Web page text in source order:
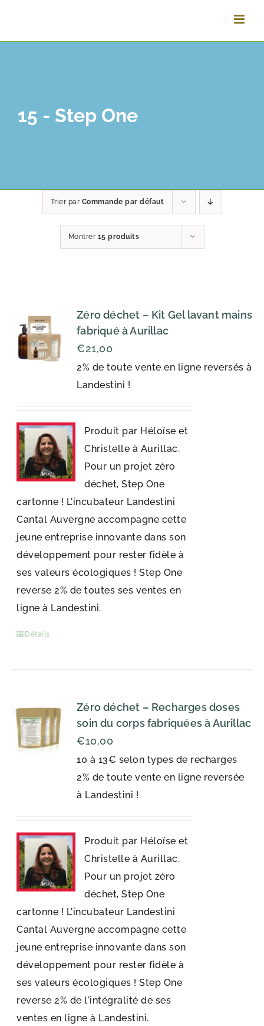
contenuto
15 - Step One
Trier par Commande par défaut
Montrer 15 produits
Zéro déchet – Kit Gel lavant mains
fabriqué à Aurillac
2% de toute vente en ligne reversés à
Landestini !
€21,00
Produit par Héloïse et
Christelle à Aurillac.
Pour un projet zéro
déchet, Step One
cartonne ! L'incubateur Landestini
Cantal Auvergne accompagne cette
jeune entreprise innovante dans son
développement pour rester fidèle à
ses valeurs écologiques ! Step One
reverse 2% de toutes ses ventes en
ligne à Landestini.
Détails
Zéro déchet – Recharges doses
soin du corps fabriquées à Aurillac
10 à 13€ selon types de recharges
2% de toute vente en ligne reversée
à Landestini !
€10,00
Produit par Héloïse et
Christelle à Aurillac.
Pour un projet zéro
déchet, Step One
cartonne ! L'incubateur Landestini
Cantal Auvergne accompagne cette
jeune entreprise innovante dans son
développement pour rester fidèle à
ses valeurs écologiques ! Step One
reverse 2% de l'intégralité de ses
ventes en ligne à Landestini.